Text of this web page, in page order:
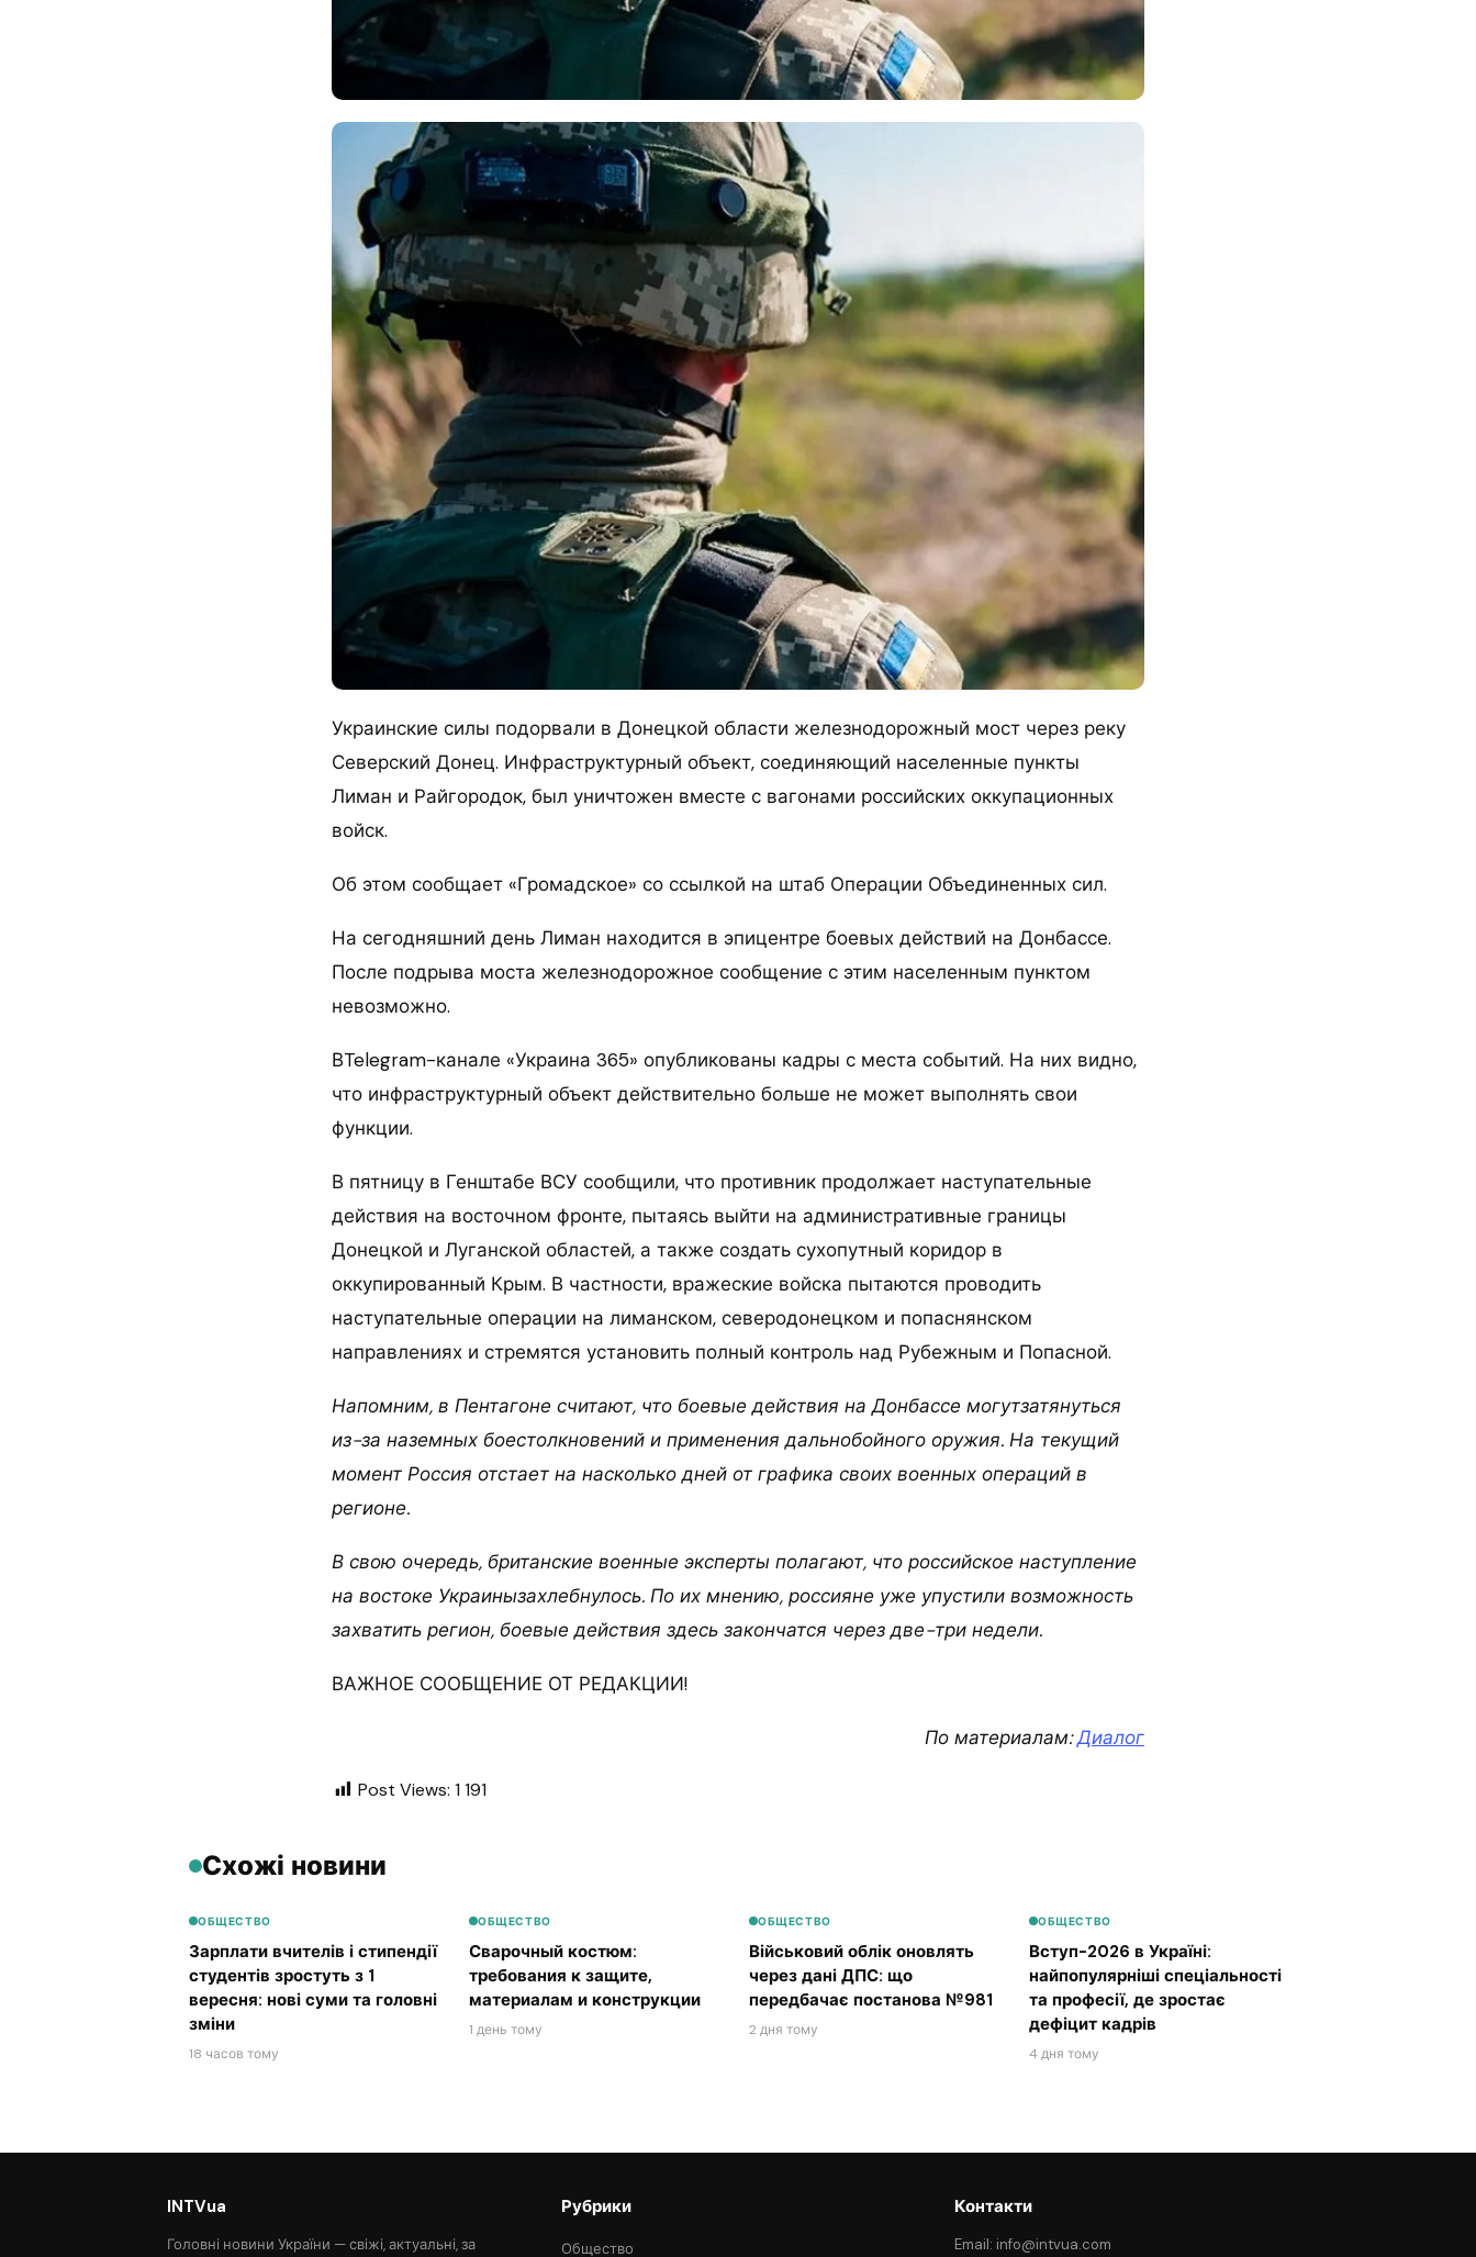
Украинские силы подорвали в Донецкой области железнодорожный мост через реку
Северский Донец. Инфраструктурный объект, соединяющий населенные пункты
Лиман и Райгородок, был уничтожен вместе с вагонами российских оккупационных
войск.
Об этом сообщает «Громадское» со ссылкой на штаб Операции Объединенных сил.
На сегодняшний день Лиман находится в эпицентре боевых действий на Донбассе.
После подрыва моста железнодорожное сообщение с этим населенным пунктом
невозможно.
ВTelegram-канале «Украина 365» опубликованы кадры с места событий. На них видно,
что инфраструктурный объект действительно больше не может выполнять свои
функции.
В пятницу в Генштабе ВСУ сообщили, что противник продолжает наступательные
действия на восточном фронте, пытаясь выйти на административные границы
Донецкой и Луганской областей, а также создать сухопутный коридор в
оккупированный Крым. В частности, вражеские войска пытаются проводить
наступательные операции на лиманском, северодонецком и попаснянском
направлениях и стремятся установить полный контроль над Рубежным и Попасной.
Напомним, в Пентагоне считают, что боевые действия на Донбассе могутзатянуться
из-за наземных боестолкновений и применения дальнобойного оружия. На текущий
момент Россия отстает на насколько дней от графика своих военных операций в
регионе.
В свою очередь, британские военные эксперты полагают, что российское наступление
на востоке Украинызахлебнулось. По их мнению, россияне уже упустили возможность
захватить регион, боевые действия здесь закончатся через две-три недели.
ВАЖНОЕ СООБЩЕНИЕ ОТ РЕДАКЦИИ!
По материалам:Диалог
Post Views: 1 191
Схожі новини
ОБЩЕСТВО
Зарплати вчителів і стипендії
студентів зростуть з 1
вересня: нові суми та головні
зміни
18 часов тому
ОБЩЕСТВО
Сварочный костюм:
требования к защите,
материалам и конструкции
1 день тому
ОБЩЕСТВО
Військовий облік оновлять
через дані ДПС: що
передбачає постанова №981
2 дня тому
ОБЩЕСТВО
Вступ-2026 в Україні:
найпопулярніші спеціальності
та професії, де зростає
дефіцит кадрів
4 дня тому
INTVua
Головні новини України — свіжі, актуальні, за
Рубрики
Общество
Контакти
Email: info@intvua.com